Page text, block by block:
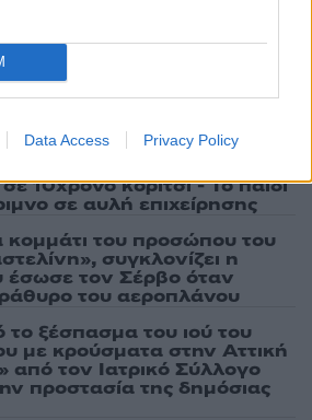
Data Access Privacy Policy
στην Κρήτη:
10χρονο κορίτσι - Το παιδί
σε αυλή επιχείρησης
του προσώπου του
συγκλονίζει η
έσωσε τον Σέρβο όταν
του αεροπλάνου
ξέσπασμα του ιού του
με κρούσματα στην Αττική
από τον Ιατρικό Σύλλογο
προστασία της δημόσιας